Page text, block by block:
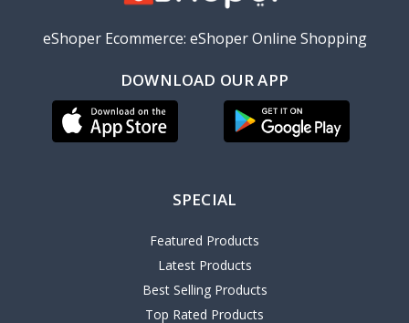
eShoper Ecommerce: eShoper Online Shopping
DOWNLOAD OUR APP
SPECIAL
Featured Products
Latest Products
Best Selling Products
Top Rated Products